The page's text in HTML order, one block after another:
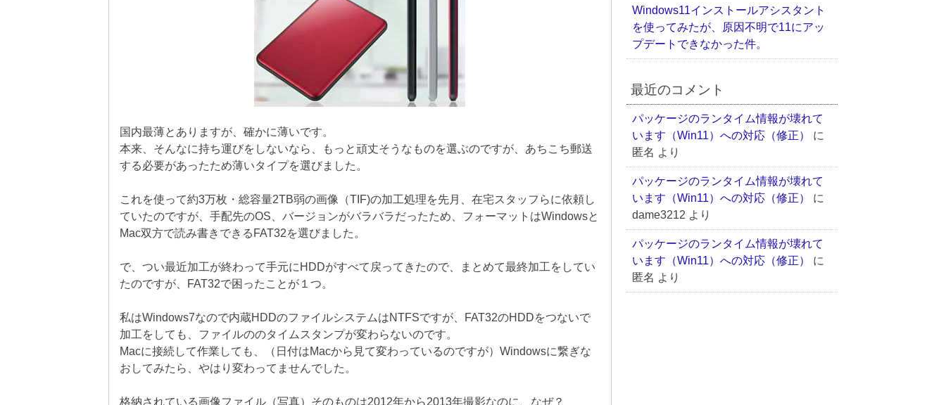
国内最薄とありますが、確かに薄いです。
本来、そんなに持ち運びをしないなら、もっと頑丈そうなものを選ぶのですが、あちこち郵送
する必要があったため薄いタイプを選びました。
これを使って約3万枚・総容量2TB弱の画像（TIF)の加工処理を先月、在宅スタッフらに依頼し
ていたのですが、手配先のOS、バージョンがバラバラだったため、フォーマットはWindowsと
Mac双方で読み書きできるFAT32を選びました。
で、つい最近加工が終わって手元にHDDがすべて戻ってきたので、まとめて最終加工をしてい
たのですが、FAT32で困ったことが１つ。
私はWindows7なので内蔵HDDのファイルシステムはNTFSですが、FAT32のHDDをつないで
加工をしても、ファイルののタイムスタンプが変わらないのです。
Macに接続して作業しても、（日付はMacから見て変わっているのですが）Windowsに繋ぎな
おしてみたら、やはり変わってませんでした。
格納されている画像ファイル（写真）そのものは2012年から2013年撮影なのに、なぜ？
Windows11インストールアシスタント
を使ってみたが、原因不明で11にアッ
プデートできなかった件。
最近のコメント
パッケージのランタイム情報が壊れて
います（Win11）への対応（修正）
に
匿名 より
パッケージのランタイム情報が壊れて
います（Win11）への対応（修正）
に
dame3212 より
パッケージのランタイム情報が壊れて
います（Win11）への対応（修正）
に
匿名 より